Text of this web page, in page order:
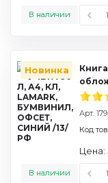
В наличии
Новинка
Арт.
В наличии
Код
Цена: